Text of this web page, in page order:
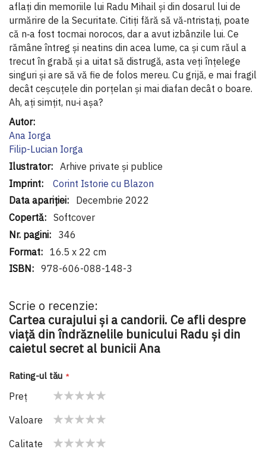
aflaţi din memoriile lui Radu Mihail și din dosarul lui de
urmărire de la Securitate. Citiţi fără să vă‐ntristaţi, poate
că n‐a fost tocmai norocos, dar a avut izbânzile lui. Ce
rămâne întreg și neatins din acea lume, ca și cum răul a
trecut în grabă și a uitat să distrugă, asta veţi înţelege
singuri și are să vă fie de folos mereu. Cu grijă, e mai fragil
decât ceșcuţele din porţelan și mai diafan decât o boare.
Ah, aţi simţit, nu‐i așa?
Informaţii
suplimentare
Ana Iorga
Filip-Lucian Iorga
Arhive private și publice
Corint Istorie cu Blazon
Decembrie 2022
Softcover
346
16.5 x 22 cm
978-606-088-148-3
Scrie o recenzie:
Cartea curajului și a candorii. Ce afli despre
viață din îndrăznelile bunicului Radu și din
caietul secret al bunicii Ana
Rating-ul tău
Preţ
star
stars
stars
stars
stars
Valoare
star
stars
stars
stars
stars
Calitate